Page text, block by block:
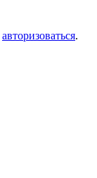
авторизоваться.